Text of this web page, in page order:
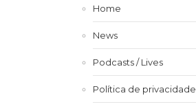
Home
News
Podcasts / Lives
Política de privacidade